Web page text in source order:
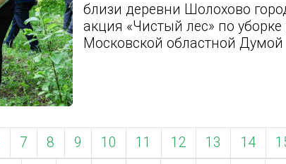
близи деревни Шолохово
акция «Чистый лес» по
Московской областной
7 8 9 10 11 12 13 14